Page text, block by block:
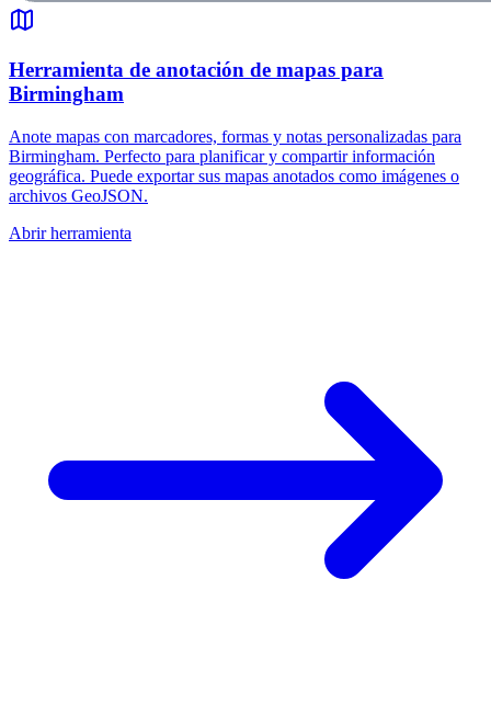
Herramienta de anotación de mapas para
Birmingham
Anote mapas con marcadores, formas y notas personalizadas para
Birmingham. Perfecto para planificar y compartir información
geográfica. Puede exportar sus mapas anotados como imágenes o
archivos GeoJSON.
Abrir herramienta